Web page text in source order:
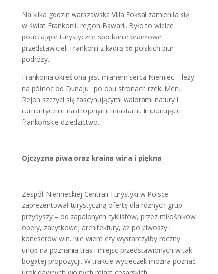
Na kilka godzin warszawska Villa Foksal zamieniła się
w świat Frankonii, region Bawarii. Było to wielce
pouczające turystyczne spotkanie branżowe
przedstawicieli Frankonii z kadrą 56 polskich biur
podróży.
Frankonia określona jest mianem serca Niemiec – leży
na północ od Dunaju i po obu stronach rzeki Men.
Rejon szczyci się fascynującymi walorami natury i
romantycznie nastrojonymi miastami. Imponujące
frankońskie dziedzictwo.
Ojczyzna piwa oraz kraina wina i piękna
Zespół Niemieckiej Centrali Turystyki w Polsce
zaprezentował turystyczną ofertę dla różnych grup
przybyszy – od zapalonych cyklistów, przez miłośników
opery, zabytkowej architektury, aż po piwoszy i
koneserów win. Nie wiem czy wystarczyłby roczny
urlop na poznania tras i miejsc przedstawionych w tak
bogatej propozycji. W trakcie wycieczek można poznać